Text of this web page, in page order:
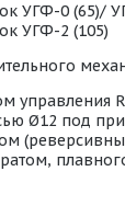
УГФ-0 (65)/
УГФ-2 (105)
управления
Ø12 под